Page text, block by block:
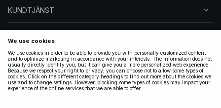
KUNDTJÄNST
FÖLJ OSS
JURIDISKT